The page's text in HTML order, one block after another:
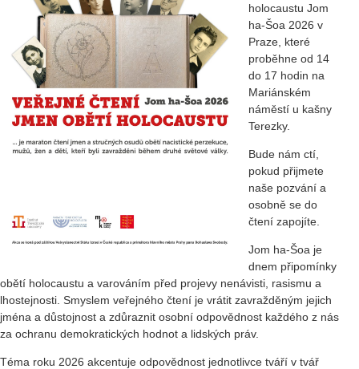
holocaustu Jom
ha-Šoa 2026 v
Praze, které
proběhne od 14
do 17 hodin na
Mariánském
náměstí u kašny
Terezky.
Bude nám ctí,
pokud přijmete
naše pozvání a
osobně se do
čtení zapojíte.
Jom ha-Šoa je
dnem připomínky
obětí holocaustu a varováním před projevy nenávisti, rasismu a
lhostejnosti. Smyslem veřejného čtení je vrátit zavražděným jejich
jména a důstojnost a zdůraznit osobní odpovědnost každého z nás
za ochranu demokratických hodnot a lidských práv.
Téma roku 2026 akcentuje odpovědnost jednotlivce tváří v tvář